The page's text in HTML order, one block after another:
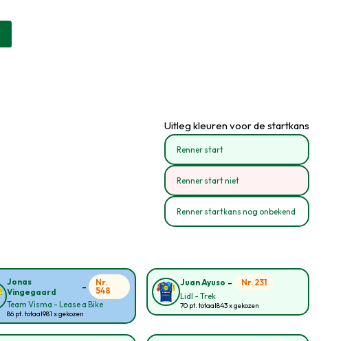
Uitleg kleuren voor de startkans
Renner start
Renner start niet
Renner startkans nog onbekend
Jonas
Vingegaard
-
Nr.
548
Team Visma - Lease a Bike
86 pt. totaal981 x gekozen
Juan Ayuso -
Nr. 231
Lidl - Trek
70 pt. totaal843 x gekozen